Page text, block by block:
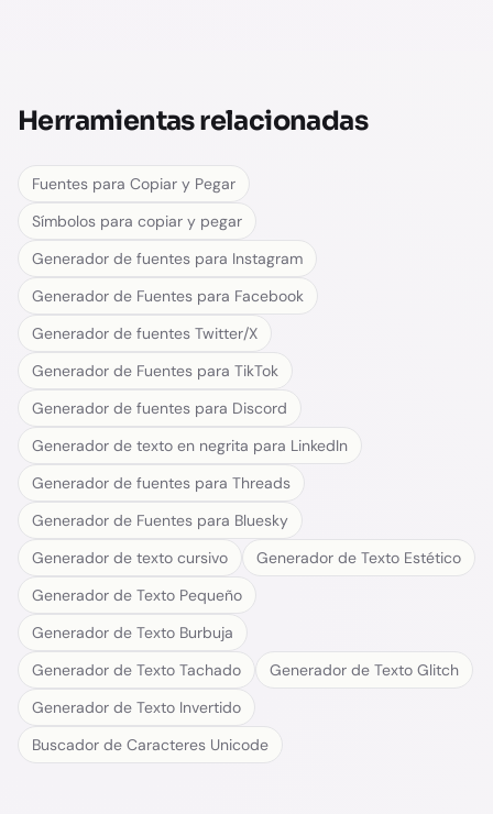
Herramientas relacionadas
Fuentes para Copiar y Pegar
Símbolos para copiar y pegar
Generador de fuentes para Instagram
Generador de Fuentes para Facebook
Generador de fuentes Twitter/X
Generador de Fuentes para TikTok
Generador de fuentes para Discord
Generador de texto en negrita para LinkedIn
Generador de fuentes para Threads
Generador de Fuentes para Bluesky
Generador de texto cursivo
Generador de Texto Estético
Generador de Texto Pequeño
Generador de Texto Burbuja
Generador de Texto Tachado
Generador de Texto Glitch
Generador de Texto Invertido
Buscador de Caracteres Unicode